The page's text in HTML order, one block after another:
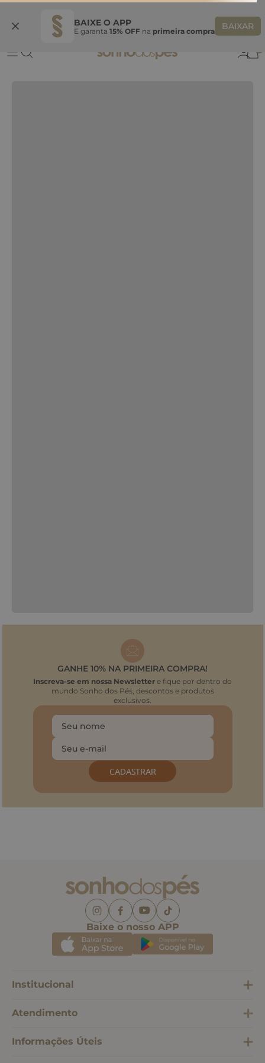
BAIXE O APP
E garanta 15% OFF na primeira compra BAIXAR
BEMVINDASONHO
GANHE 10% NA PRIMEIRA COMPRA!
Inscreva-se em nossa Newsletter e fique por dentro do
mundo Sonho dos Pés, descontos e produtos
exclusivos.
CADASTRAR
Baixe o nosso APP
Institucional
Atendimento
Informações Úteis